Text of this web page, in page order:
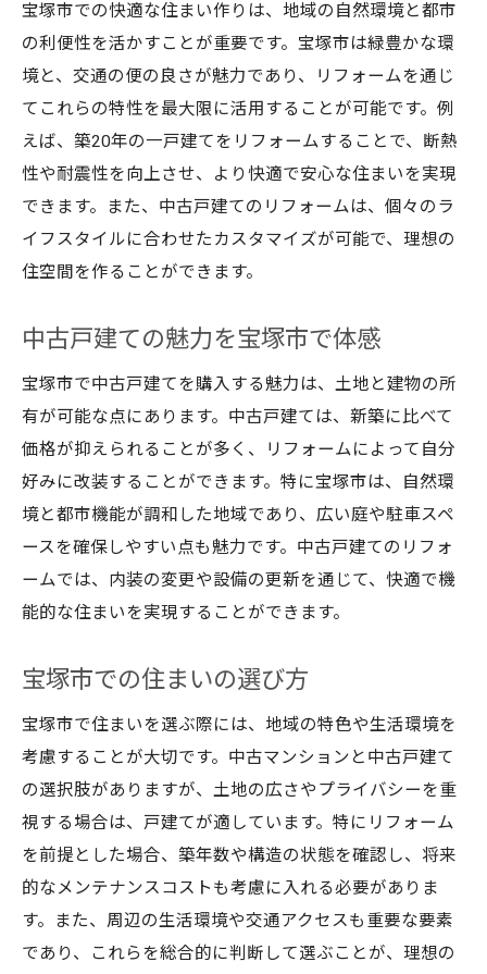
宝塚市での快適な住まい作りは、地域の自然環境と都市
の利便性を活かすことが重要です。宝塚市は緑豊かな環
境と、交通の便の良さが魅力であり、リフォームを通じ
てこれらの特性を最大限に活用することが可能です。例
えば、築20年の一戸建てをリフォームすることで、断熱
性や耐震性を向上させ、より快適で安心な住まいを実現
できます。また、中古戸建てのリフォームは、個々のラ
イフスタイルに合わせたカスタマイズが可能で、理想の
住空間を作ることができます。
中古戸建ての魅力を宝塚市で体感
宝塚市で中古戸建てを購入する魅力は、土地と建物の所
有が可能な点にあります。中古戸建ては、新築に比べて
価格が抑えられることが多く、リフォームによって自分
好みに改装することができます。特に宝塚市は、自然環
境と都市機能が調和した地域であり、広い庭や駐車スペ
ースを確保しやすい点も魅力です。中古戸建てのリフォ
ームでは、内装の変更や設備の更新を通じて、快適で機
能的な住まいを実現することができます。
宝塚市での住まいの選び方
宝塚市で住まいを選ぶ際には、地域の特色や生活環境を
考慮することが大切です。中古マンションと中古戸建て
の選択肢がありますが、土地の広さやプライバシーを重
視する場合は、戸建てが適しています。特にリフォーム
を前提とした場合、築年数や構造の状態を確認し、将来
的なメンテナンスコストも考慮に入れる必要がありま
す。また、周辺の生活環境や交通アクセスも重要な要素
であり、これらを総合的に判断して選ぶことが、理想の